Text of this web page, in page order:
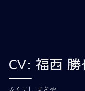
CV: 福西 勝
ふくにし まさや